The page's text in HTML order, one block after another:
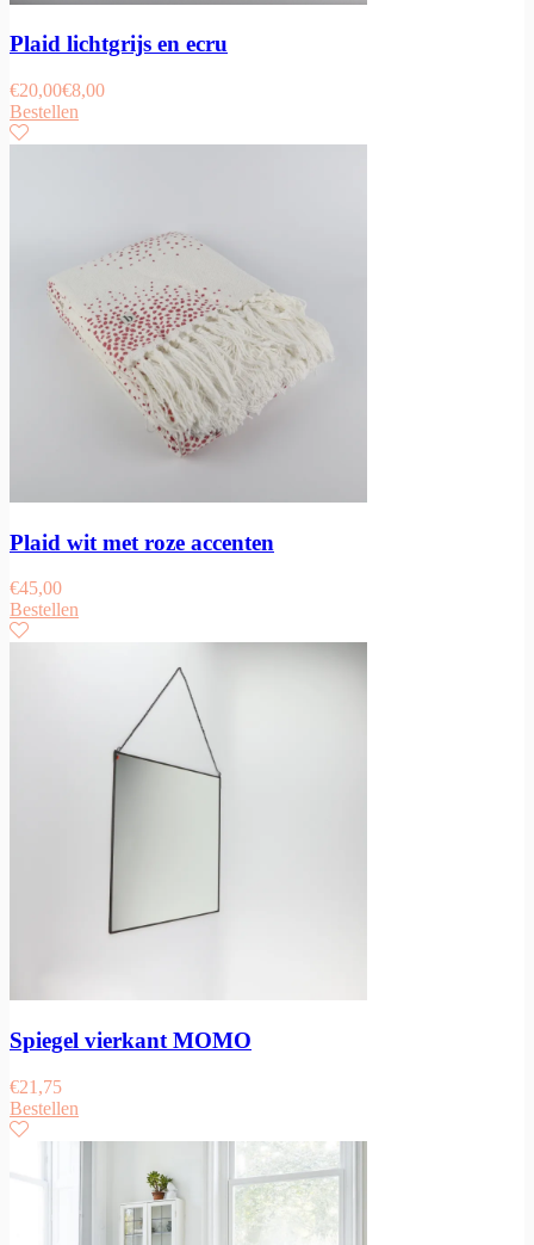
Plaid lichtgrijs en ecru
€20,00€8,00
Bestellen
Plaid wit met roze accenten
€45,00
Bestellen
Spiegel vierkant MOMO
€21,75
Bestellen